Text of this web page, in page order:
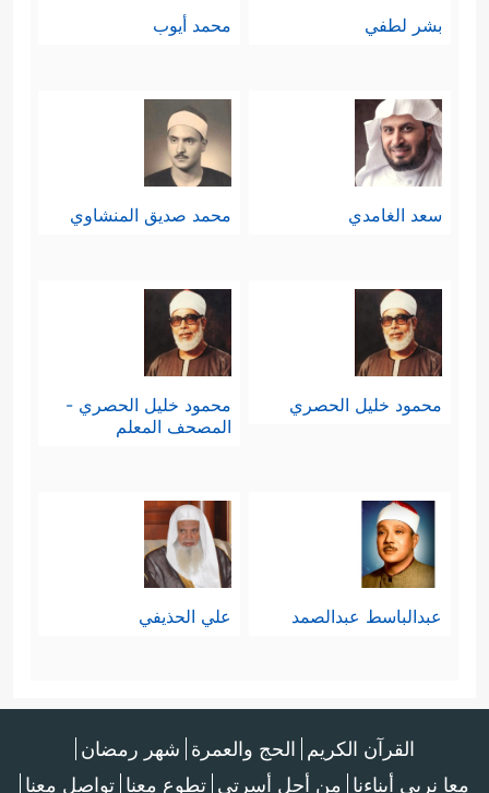
بشر لطفي محمد أيوب
سعد الغامدي محمد صديق المنشاوي
محمود خليل الحصري
محمود خليل الحصري -
المصحف المعلم
عبدالباسط عبدالصمد علي الحذيفي
القرآن الكريم الحج والعمرة شهر رمضان
معا نربي أبناءنا من أجل أسرتي تطوع معنا تواصل معنا